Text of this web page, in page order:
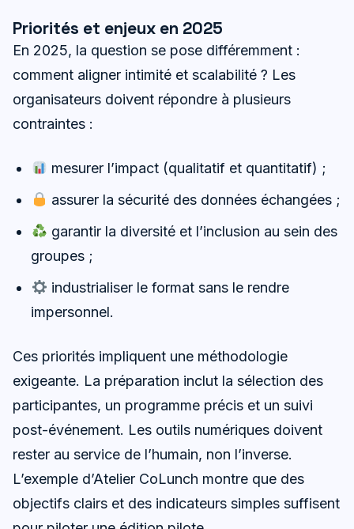
Priorités et enjeux en 2025
En 2025, la question se pose différemment :
comment aligner intimité et scalabilité ? Les
organisateurs doivent répondre à plusieurs
contraintes :
mesurer l’impact (qualitatif et quantitatif) ;
assurer la sécurité des données échangées ;
garantir la diversité et l’inclusion au sein des
groupes ;
industrialiser le format sans le rendre
impersonnel.
Ces priorités impliquent une méthodologie
exigeante. La préparation inclut la sélection des
participantes, un programme précis et un suivi
post-événement. Les outils numériques doivent
rester au service de l’humain, non l’inverse.
L’exemple d’Atelier CoLunch montre que des
objectifs clairs et des indicateurs simples suffisent